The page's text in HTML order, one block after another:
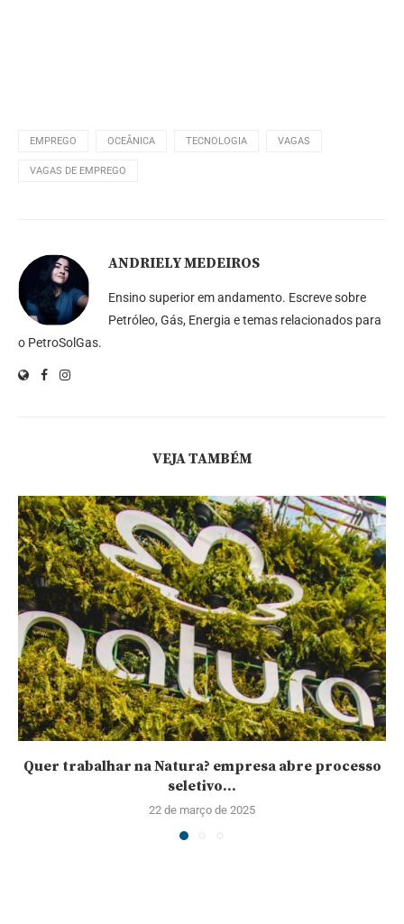
EMPREGO OCEÂNICA TECNOLOGIA VAGAS
VAGAS DE EMPREGO
ANDRIELY MEDEIROS
Ensino superior em andamento. Escreve sobre
Petróleo, Gás, Energia e temas relacionados para
o PetroSolGas.
VEJA TAMBÉM
Quer trabalhar na Natura? empresa abre processo
seletivo...
22 de março de 2025